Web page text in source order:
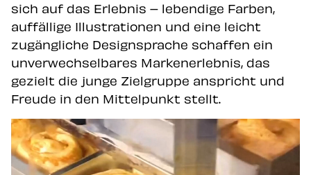
sich auf das Erlebnis – lebendige Farben,
auffällige Illustrationen und eine leicht
zugängliche Designsprache schaffen ein
unverwechselbares Markenerlebnis, das
gezielt die junge Zielgruppe anspricht und
Freude in den Mittelpunkt stellt.